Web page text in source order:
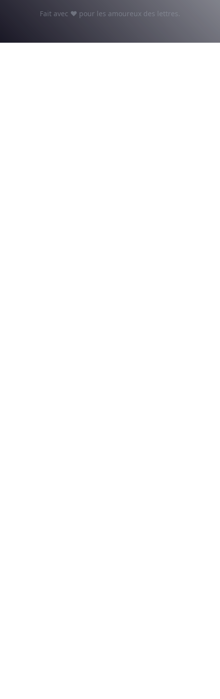
Fait avec ♥ pour les amoureux des lettres.